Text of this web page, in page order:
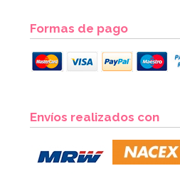
7,95€
Formas de pago
Envíos realizados con